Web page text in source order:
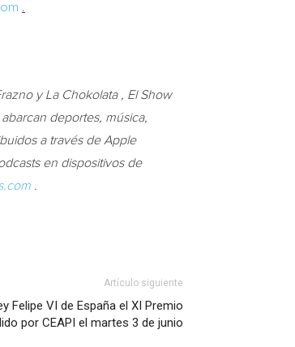
y La Chokolata , El Show
deportes, música,
a través de Apple
en dispositivos de
Artículo siguiente
Felipe VI de España el XI Premio
por CEAPI el martes 3 de junio